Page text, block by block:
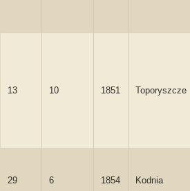
13 10 1851 Toporyszcze
29 6 1854 Kodnia